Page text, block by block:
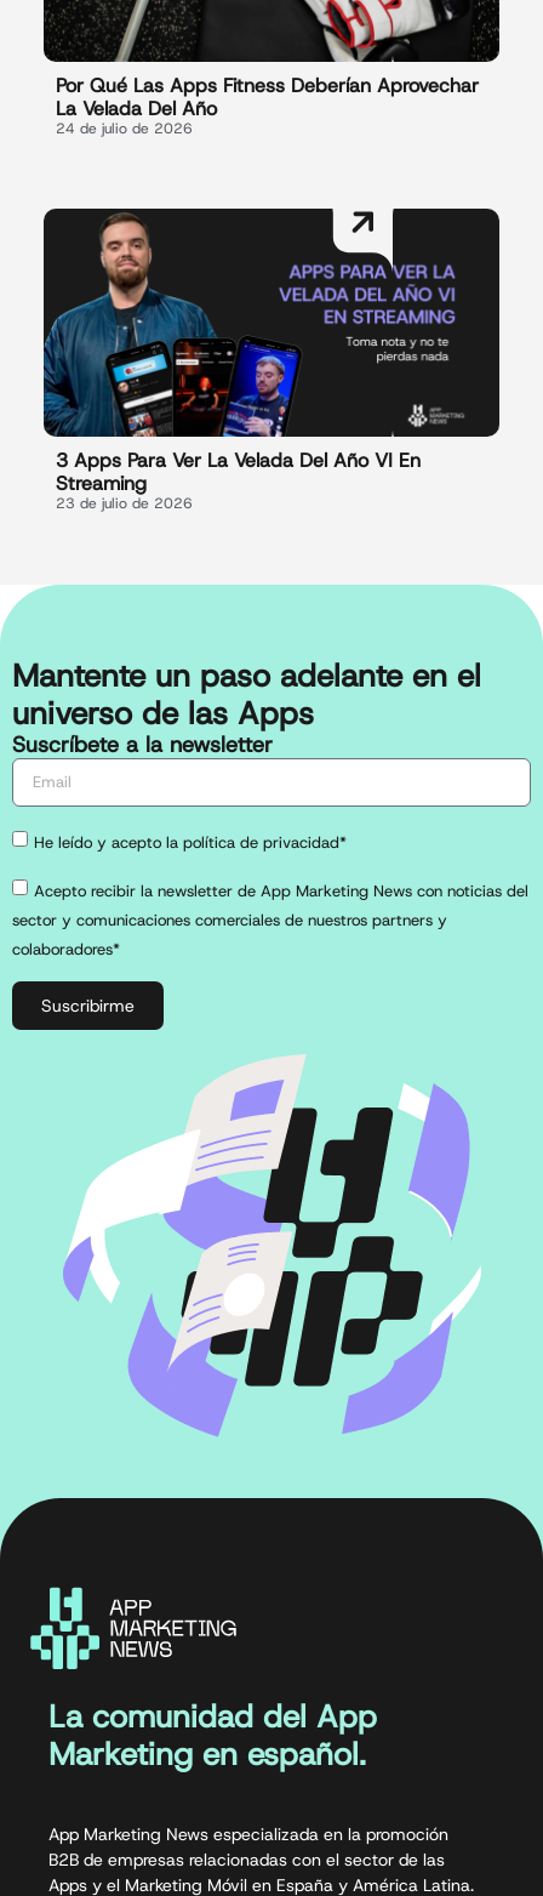
Por Qué Las Apps Fitness Deberían Aprovechar
La Velada Del Año
24 de julio de 2026
3 Apps Para Ver La Velada Del Año VI En
Streaming
23 de julio de 2026
Mantente un paso adelante en el
universo de las Apps
Suscríbete a la newsletter
He leído y acepto la política de privacidad*
Acepto recibir la newsletter de App Marketing News con noticias del
sector y comunicaciones comerciales de nuestros partners y
colaboradores*
Suscribirme
La comunidad del App
Marketing en español.
App Marketing News especializada en la promoción
B2B de empresas relacionadas con el sector de las
Apps y el Marketing Móvil en España y América Latina.